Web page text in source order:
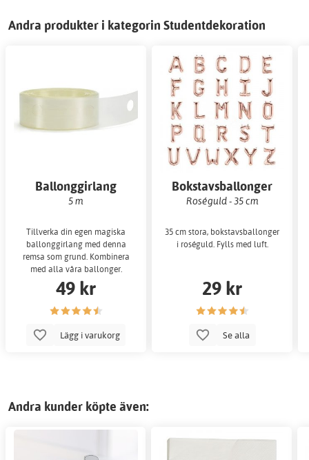
Andra produkter i kategorin Studentdekoration
Ballonggirlang
5 m
Tillverka din egen magiska
ballonggirlang med denna
remsa som grund. Kombinera
med alla våra ballonger.
49 kr
Lägg i varukorg
Bokstavsballonger
Roséguld - 35 cm
35 cm stora, bokstavsballonger
i roséguld. Fylls med luft.
29 kr
Se alla
Andra kunder köpte även: